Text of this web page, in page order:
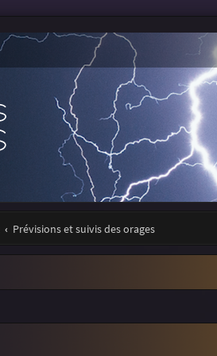
Prévisions et suivis des orages